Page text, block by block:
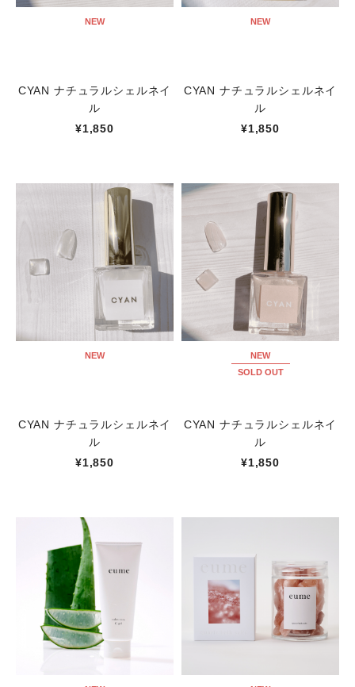
NEW
CYAN ナチュラルシェルネイ
ル
¥1,850
NEW
CYAN ナチュラルシェルネイ
ル
¥1,850
NEW
CYAN ナチュラルシェルネイ
ル
¥1,850
NEW
SOLD OUT
CYAN ナチュラルシェルネイ
ル
¥1,850